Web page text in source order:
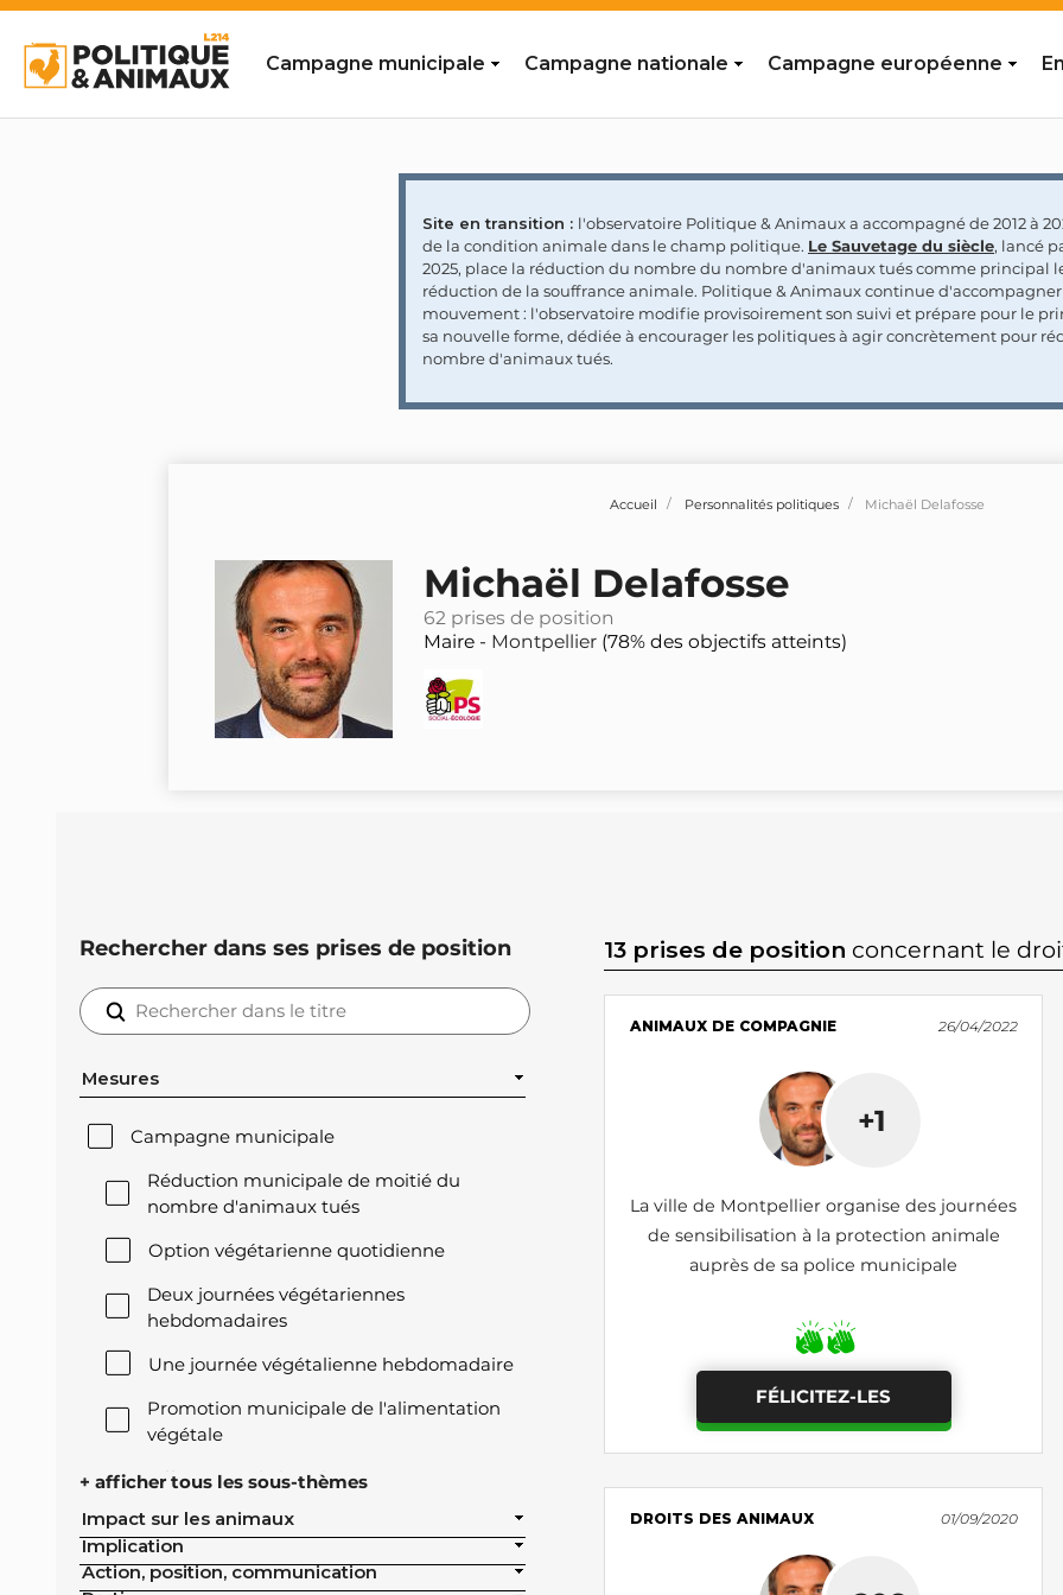
Campagne municipale Campagne nationale Campagne européenne
Site en transition : l'observatoire Politique & Animaux a accompagné de 2012 à
de la condition animale dans le champ politique. Le Sauvetage du siècle, lancé
2025, place la réduction du nombre du nombre d'animaux tués comme principal
réduction de la souffrance animale. Politique & Animaux continue d'accompagner
mouvement : l'observatoire modifie provisoirement son suivi et prépare pour le
sa nouvelle forme, dédiée à encourager les politiques à agir concrètement pour
nombre d'animaux tués.
Accueil Personnalités politiques Michaël Delafosse
Michaël Delafosse
62 prises de position
Maire - Montpellier (78% des objectifs atteints)
Rechercher dans ses prises de position
Mesures
Campagne municipale
Réduction municipale de moitié du
nombre d'animaux tués
Option végétarienne quotidienne
Deux journées végétariennes
hebdomadaires
Une journée végétalienne hebdomadaire
Promotion municipale de l'alimentation
végétale
Offre végétale lors des réceptions
Exclusion de l'élevage intensif des achats
publics de la ville
+ afficher tous les sous-thèmes
Impact sur les animaux
Implication
Action, position, communication
13 prises de position concernant le
ANIMAUX DE COMPAGNIE 26/04/2022
+1
La ville de Montpellier organise des journées
de sensibilisation à la protection animale
auprès de sa police municipale
FÉLICITEZ-LES
DROITS DES ANIMAUX 01/09/2020